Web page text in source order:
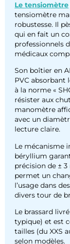
Le tensiomètre
tensiomètre
robustesse. Il
qui en fait un
professionnels
médicaux
Son boîtier en
PVC absorbant
à la norme «
résister aux
manomètre
avec un
lecture claire.
Le mécanisme
béryllium
précision de ±
permet un
l’usage dans
divers tour de
Le brassard
typique) et est
tailles (du XXS
selon modèles.